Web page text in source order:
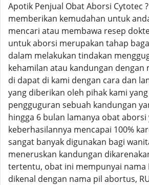
Apotik Penjual Obat Aborsi Cytotec
memberikan kemudahan untuk
mencari atau membawa resep
untuk aborsi merupakan tahap
dalam melakukan tindakan
kehamilan atau kandungan dengan
di dapat di kami dengan cara dan
yang diberikan oleh pihak kami
pengguguran sebuah kandungan
hingga 6 bulan lamanya obat
keberhasilannya mencapai 100%
sangat banyak digunakan bagi
meneruskan kandungan
tertentu, obat ini mempunyai nama
dikenal dengan nama pil abortus,